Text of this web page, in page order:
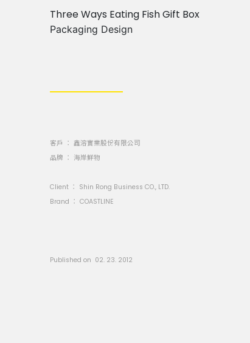
Three Ways Eating Fish Gift Box
Packaging Design
客戶 ： 鑫溶實業股份有限公司
品牌 ： 海岸鮮物
Client ： Shin Rong Business CO., LTD.
Brand ： COASTLINE
Published on 02. 23. 2012